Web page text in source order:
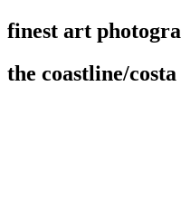
finest art
the coastline/